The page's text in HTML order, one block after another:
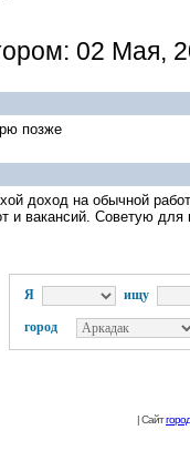
02 Мая,
позже
доход на обычной
и вакансий. Советую для
Я ищу
город
| Сайт